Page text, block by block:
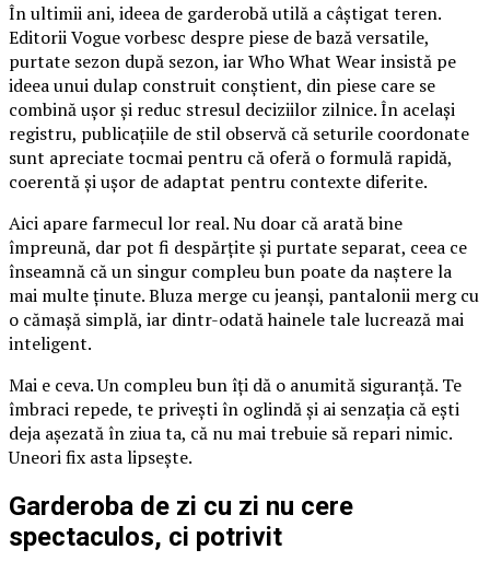
În ultimii ani, ideea de garderobă utilă a câștigat teren.
Editorii Vogue vorbesc despre piese de bază versatile,
purtate sezon după sezon, iar Who What Wear insistă pe
ideea unui dulap construit conștient, din piese care se
combină ușor și reduc stresul deciziilor zilnice. În același
registru, publicațiile de stil observă că seturile coordonate
sunt apreciate tocmai pentru că oferă o formulă rapidă,
coerentă și ușor de adaptat pentru contexte diferite.
Aici apare farmecul lor real. Nu doar că arată bine
împreună, dar pot fi despărțite și purtate separat, ceea ce
înseamnă că un singur compleu bun poate da naștere la
mai multe ținute. Bluza merge cu jeanși, pantalonii merg cu
o cămașă simplă, iar dintr-odată hainele tale lucrează mai
inteligent.
Mai e ceva. Un compleu bun îți dă o anumită siguranță. Te
îmbraci repede, te privești în oglindă și ai senzația că ești
deja așezată în ziua ta, că nu mai trebuie să repari nimic.
Uneori fix asta lipsește.
Garderoba de zi cu zi nu cere
spectaculos, ci potrivit